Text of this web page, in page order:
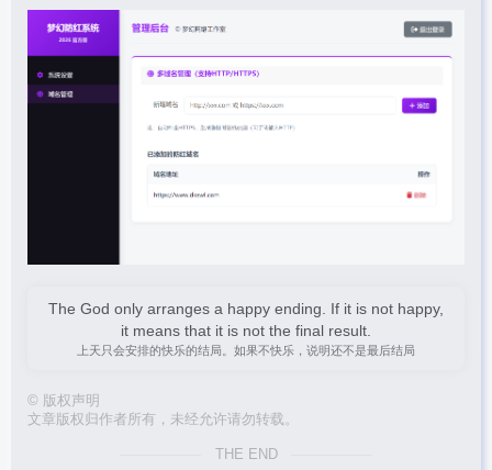
The God only arranges a happy ending. If it is not happy,
it means that it is not the final result.
上天只会安排的快乐的结局。如果不快乐，说明还不是最后结局
© 版权声明
文章版权归作者所有，未经允许请勿转载。
THE END